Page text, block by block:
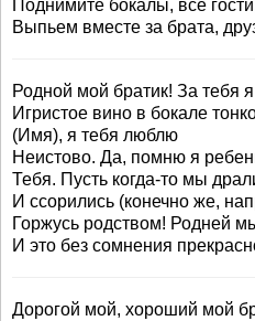
Поднимите бокалы, все
Выпьем вместе за брата,
Родной мой братик! За тебя
Игристое вино в бокале
(Имя), я тебя люблю
Неистово. Да, помню я
Тебя. Пусть когда-то мы
И ссорились (конечно же,
Горжусь родством! Родней
И это без сомнения
Дорогой мой, хороший мой